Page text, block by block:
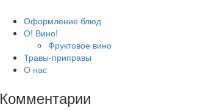
Оформление блюд
О! Вино!
Фруктовое вино
Травы-приправы
О нас
Комментарии